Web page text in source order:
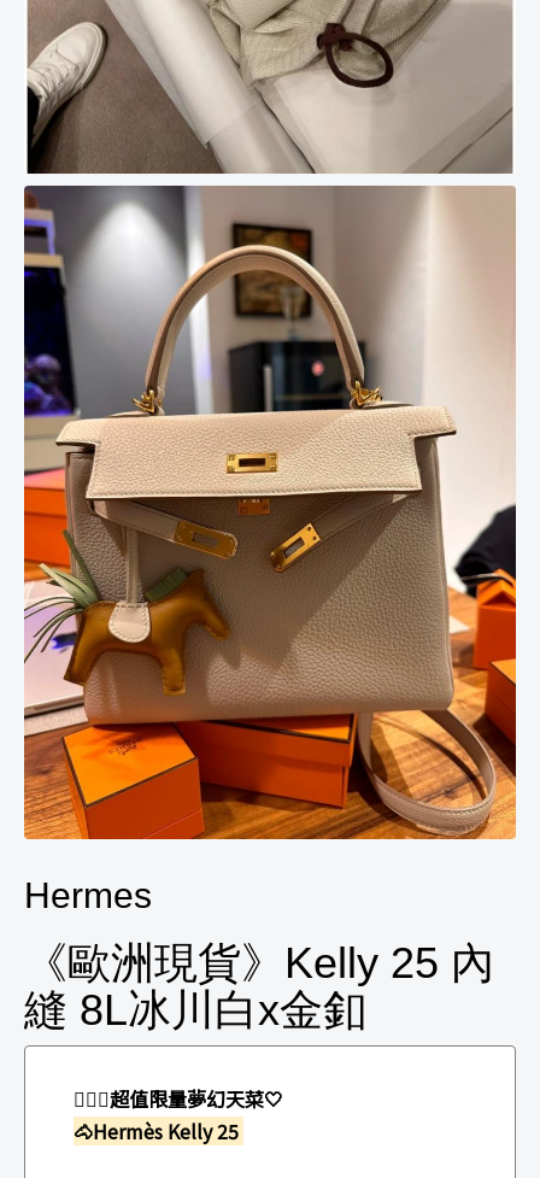
Hermes
《歐洲現貨》Kelly 25 內
縫 8L冰川白x金釦
🧚🏻‍♀️超值限量夢幻天菜🤍
🐴Hermès Kelly 25